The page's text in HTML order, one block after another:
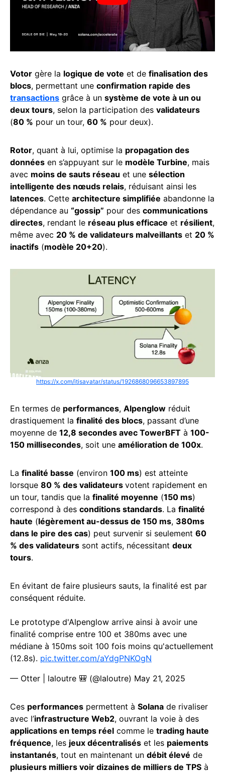
Votor gère la logique de vote et de finalisation des
blocs, permettant une confirmation rapide des
transactions grâce à un système de vote à un ou
deux tours, selon la participation des validateurs
(80 % pour un tour, 60 % pour deux).
Rotor, quant à lui, optimise la propagation des
données en s’appuyant sur le modèle Turbine, mais
avec moins de sauts réseau et une sélection
intelligente des nœuds relais, réduisant ainsi les
latences. Cette architecture simplifiée abandonne la
dépendance au “gossip” pour des communications
directes, rendant le réseau plus efficace et résilient,
même avec 20 % de validateurs malveillants et 20 %
inactifs (modèle 20+20).
https://x.com/itisavatar/status/1926868096653897895
En termes de performances, Alpenglow réduit
drastiquement la finalité des blocs, passant d’une
moyenne de 12,8 secondes avec TowerBFT à 100-
150 millisecondes, soit une amélioration de 100x.
La finalité basse (environ 100 ms) est atteinte
lorsque 80 % des validateurs votent rapidement en
un tour, tandis que la finalité moyenne (150 ms)
correspond à des conditions standards. La finalité
haute (légèrement au-dessus de 150 ms, 380ms
dans le pire des cas) peut survenir si seulement 60
% des validateurs sont actifs, nécessitant deux
tours.
En évitant de faire plusieurs sauts, la finalité est par
conséquent réduite.
Le prototype d'Alpenglow arrive ainsi à avoir une
finalité comprise entre 100 et 380ms avec une
médiane à 150ms soit 100 fois moins qu'actuellement
(12.8s). pic.twitter.com/aYdgPNKOgN
— Otter | laloutre 🎒 (@laloutre) May 21, 2025
Ces performances permettent à Solana de rivaliser
avec l’infrastructure Web2, ouvrant la voie à des
applications en temps réel comme le trading haute
fréquence, les jeux décentralisés et les paiements
instantanés, tout en maintenant un débit élevé de
plusieurs milliers voir dizaines de milliers de TPS à